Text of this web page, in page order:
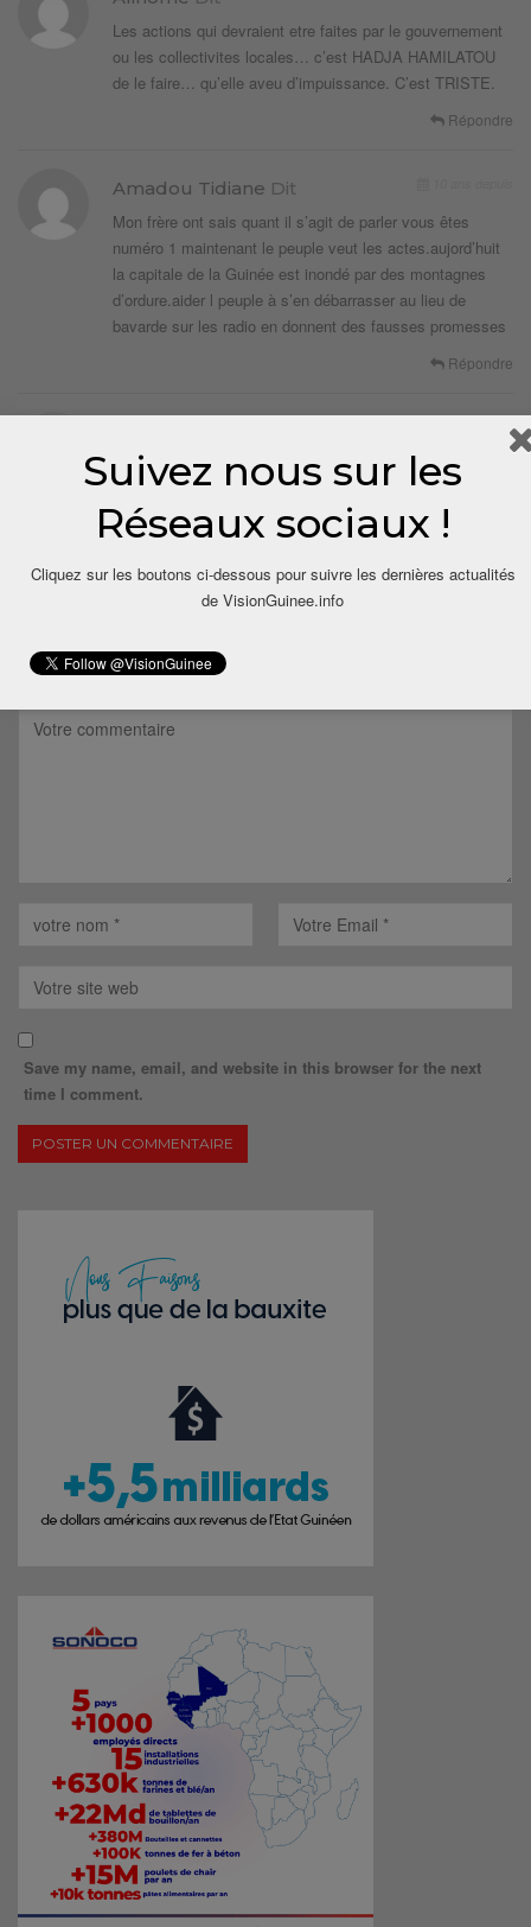
Les actions qui devraient etre faites par le gouvernement
ou les collectivites locales… c’est HADJA HAMILATOU
de le faire… qu’elle aveu d’impuissance. C’est TRISTE.
Répondre
Amadou Tidiane Dit
Mon frère ont sais quant il s’agit de parler vous êtes
numéro 1 maintenant le peuple veut les actes.aujord’huit
la capitale de la Guinée est inondé par des montagnes
d’ordure.aider l peuple à s’en débarrasser au lieu de
bavarde sur les radio en donnent des fausses promesses
Répondre
10 ans depuis
cette prostituées a besoin juste des coup de pub alors
qu’elle est analphabète
Répondre
LAISSER UN COMMENTAIRE
Votre adresse email ne sera pas publiée.
Save my name, email, and website in this browser for the next
time I comment.
Suivez nous sur les
Réseaux sociaux !
Cliquez sur les boutons ci-dessous pour suivre les dernières actualités
de VisionGuinee.info